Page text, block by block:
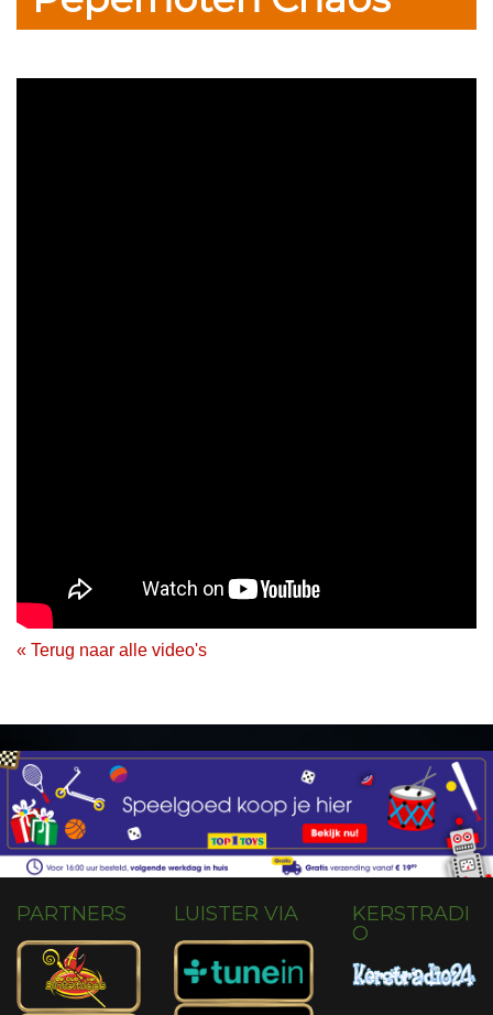
« Terug naar alle video's
PARTNERS LUISTER VIA
KERSTRADI
O